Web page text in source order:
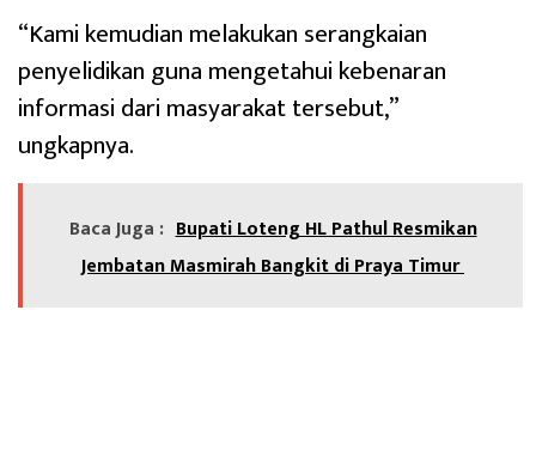
“Kami kemudian melakukan serangkaian
penyelidikan guna mengetahui kebenaran
informasi dari masyarakat tersebut,”
ungkapnya.
Baca Juga : Bupati Loteng HL Pathul Resmikan
Jembatan Masmirah Bangkit di Praya Timur